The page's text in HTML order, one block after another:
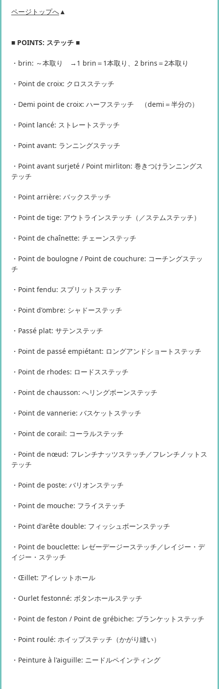
ページトップへ▲
■ POINTS: ステッチ ■
・brin: ～本取り →1 brin＝1本取り、2 brins＝2本取り
・Point de croix: クロスステッチ
・Demi point de croix: ハーフステッチ （demi＝半分の）
・Point lancé: ストレートステッチ
・Point avant: ランニングステッチ
・Point avant surjeté / Point mirliton: 巻きつけランニングス
テッチ
・Point arrière: バックステッチ
・Point de tige: アウトラインステッチ（／ステムステッチ）
・Point de chaînette: チェーンステッチ
・Point de boulogne / Point de couchure: コーチングステッ
チ
・Point fendu: スプリットステッチ
・Point d'ombre: シャドーステッチ
・Passé plat: サテンステッチ
・Point de passé empiétant: ロングアンドショートステッチ
・Point de rhodes: ロードスステッチ
・Point de chausson: へリングボーンステッチ
・Point de vannerie: バスケットステッチ
・Point de corail: コーラルステッチ
・Point de nœud: フレンチナッツステッチ／フレンチノットス
テッチ
・Point de poste: バリオンステッチ
・Point de mouche: フライステッチ
・Point d'arête double: フィッシュボーンステッチ
・Point de bouclette: レゼーデージーステッチ／レイジー・デ
イジー・ステッチ
・Œillet: アイレットホール
・Ourlet festonné: ボタンホールステッチ
・Point de feston / Point de grébiche: ブランケットステッチ
・Point roulé: ホイップステッチ（かがり縫い）
・Peinture à l'aiguille: ニードルペインティング